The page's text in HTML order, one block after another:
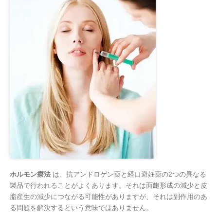
ホルモン療法 は、抗アンドロゲン薬と経口避妊薬の2つの異なる
製品で行われることがよくあります。それは面皰形成の減少と皮
脂産生の減少につながる可能性がありますが、それは副作用のあ
る問題を解決するという意味ではありません。